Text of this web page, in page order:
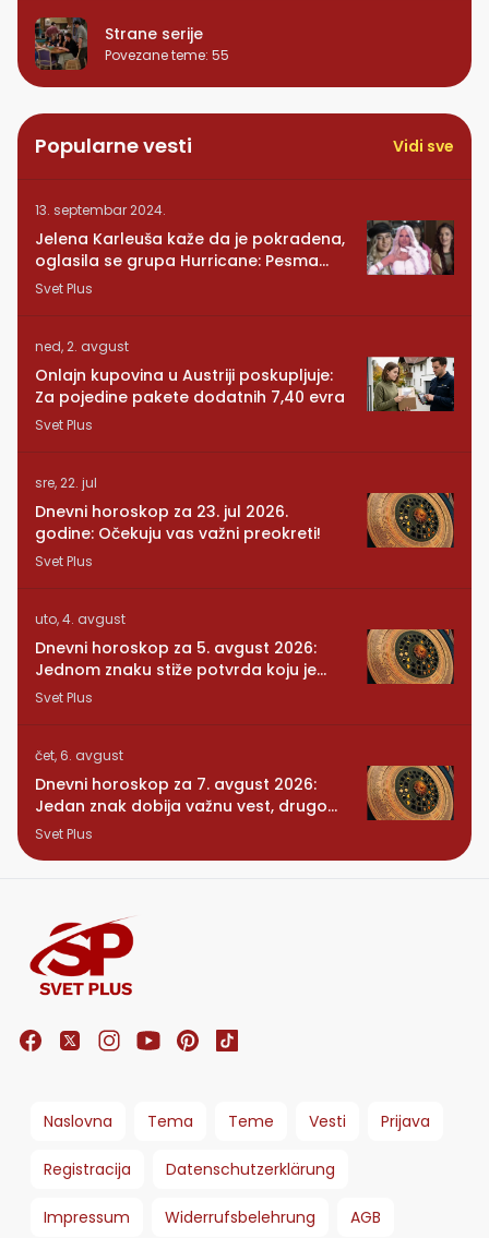
Strane serije
Povezane teme: 55
Popularne vesti Vidi sve
13. septembar 2024.
Jelena Karleuša kaže da je pokradena,
oglasila se grupa Hurricane: Pesma
RUNDE je naša!
Svet Plus
ned, 2. avgust
Onlajn kupovina u Austriji poskupljuje:
Za pojedine pakete dodatnih 7,40 evra
Svet Plus
sre, 22. jul
Dnevni horoskop za 23. jul 2026.
godine: Očekuju vas važni preokreti!
Svet Plus
uto, 4. avgust
Dnevni horoskop za 5. avgust 2026:
Jednom znaku stiže potvrda koju je
dugo čekao
Svet Plus
čet, 6. avgust
Dnevni horoskop za 7. avgust 2026:
Jedan znak dobija važnu vest, drugom
se vraća osoba iz prošlosti
Svet Plus
Naslovna Tema Teme Vesti Prijava
Registracija Datenschutzerklärung
Impressum Widerrufsbelehrung AGB